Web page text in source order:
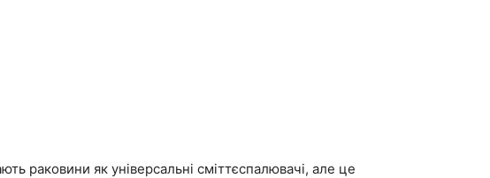
раковини як універсальні сміттєспалювачі, але це